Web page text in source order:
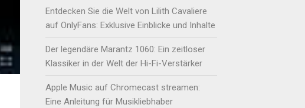
Entdecken Sie die Welt von Lilith Cavaliere
auf OnlyFans: Exklusive Einblicke und Inhalte
Der legendäre Marantz 1060: Ein zeitloser
Klassiker in der Welt der Hi-Fi-Verstärker
Apple Music auf Chromecast streamen:
Eine Anleitung für Musikliebhaber